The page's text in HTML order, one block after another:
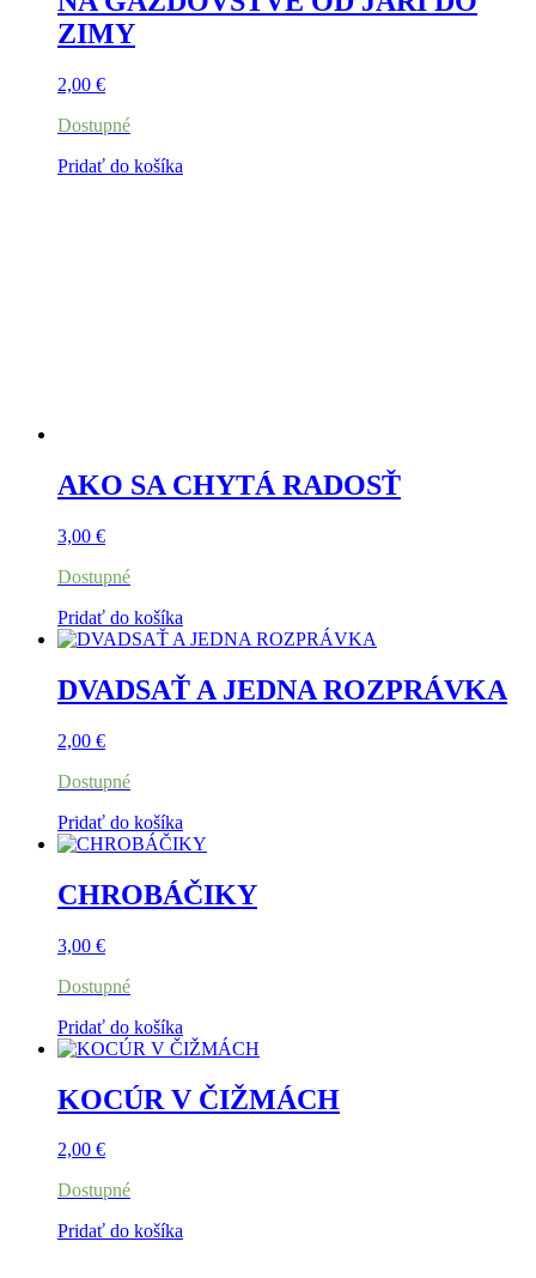
ZIMY
2,00 €
Dostupné
Pridať do košíka
AKO SA CHYTÁ RADOSŤ
3,00 €
Dostupné
Pridať do košíka
DVADSAŤ A JEDNA ROZPRÁVKA
2,00 €
Dostupné
Pridať do košíka
CHROBÁČIKY
3,00 €
Dostupné
Pridať do košíka
KOCÚR V ČIŽMÁCH
2,00 €
Dostupné
Pridať do košíka